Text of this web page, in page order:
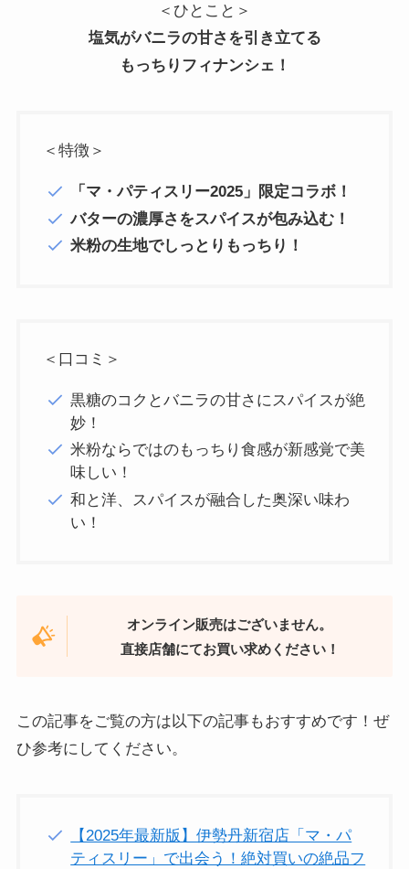
＜ひとこと＞
塩気がバニラの甘さを引き立てる
もっちりフィナンシェ！
＜特徴＞
「マ・パティスリー2025」限定コラボ！
バターの濃厚さをスパイスが包み込む！
米粉の生地でしっとりもっちり！
＜口コミ＞
黒糖のコクとバニラの甘さにスパイスが絶
妙！
米粉ならではのもっちり食感が新感覚で美
味しい！
和と洋、スパイスが融合した奥深い味わ
い！
オンライン販売はございません。
直接店舗にてお買い求めください！
この記事をご覧の方は以下の記事もおすすめです！ぜ
ひ参考にしてください。
【2025年最新版】伊勢丹新宿店「マ・パ
ティスリー」で出会う！絶対買いの絶品フ